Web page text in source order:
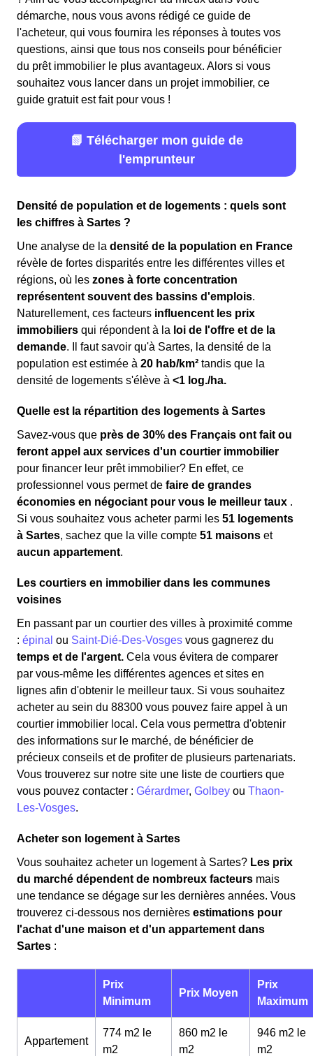
démarche, nous vous avons rédigé ce guide de
l'acheteur, qui vous fournira les réponses à toutes vos
questions, ainsi que tous nos conseils pour bénéficier
du prêt immobilier le plus avantageux. Alors si vous
souhaitez vous lancer dans un projet immobilier, ce
guide gratuit est fait pour vous !
📗 Télécharger mon guide de
l'emprunteur
Densité de population et de logements : quels sont
les chiffres à Sartes ?
Une analyse de la densité de la population en France
révèle de fortes disparités entre les différentes villes et
régions, où les zones à forte concentration
représentent souvent des bassins d'emplois.
Naturellement, ces facteurs influencent les prix
immobiliers qui répondent à la loi de l'offre et de la
demande. Il faut savoir qu'à Sartes, la densité de la
population est estimée à 20 hab/km² tandis que la
densité de logements s'élève à <1 log./ha.
Quelle est la répartition des logements à Sartes
Savez-vous que près de 30% des Français ont fait ou
feront appel aux services d'un courtier immobilier
pour financer leur prêt immobilier? En effet, ce
professionnel vous permet de faire de grandes
économies en négociant pour vous le meilleur taux .
Si vous souhaitez vous acheter parmi les 51 logements
à Sartes, sachez que la ville compte 51 maisons et
aucun appartement.
Les courtiers en immobilier dans les communes
voisines
En passant par un courtier des villes à proximité comme
: épinal ou Saint-Dié-Des-Vosges vous gagnerez du
temps et de l'argent. Cela vous évitera de comparer
par vous-même les différentes agences et sites en
lignes afin d'obtenir le meilleur taux. Si vous souhaitez
acheter au sein du 88300 vous pouvez faire appel à un
courtier immobilier local. Cela vous permettra d'obtenir
des informations sur le marché, de bénéficier de
précieux conseils et de profiter de plusieurs partenariats.
Vous trouverez sur notre site une liste de courtiers que
vous pouvez contacter : Gérardmer, Golbey ou Thaon-
Les-Vosges.
Acheter son logement à Sartes
Vous souhaitez acheter un logement à Sartes? Les prix
du marché dépendent de nombreux facteurs mais
une tendance se dégage sur les dernières années. Vous
trouverez ci-dessous nos dernières estimations pour
l'achat d'une maison et d'un appartement dans
Sartes :
Prix
Minimum
Prix Moyen
Prix
Maximum
Appartement
774 m2 le
m2
860 m2 le
m2
946 m2 le
m2